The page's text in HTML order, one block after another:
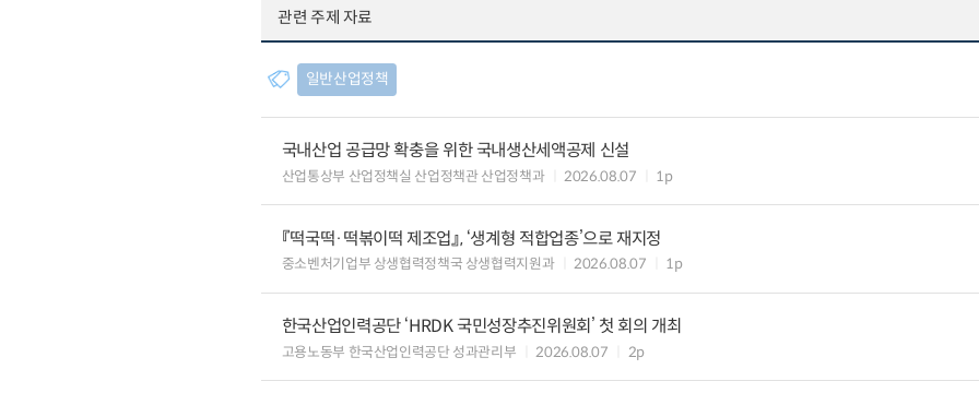
관련 주제 자료
일반산업정책
국내산업 공급망 확충을 위한 국내생산세액공제 신설
산업통상부 산업정책실 산업정책관 산업정책과 2026.08.07 1p
『떡국떡·떡볶이떡 제조업』, ‘생계형 적합업종’으로 재지정
중소벤처기업부 상생협력정책국 상생협력지원과 2026.08.07 1p
한국산업인력공단 ‘HRDK 국민성장추진위원회’ 첫 회의 개최
고용노동부 한국산업인력공단 성과관리부 2026.08.07 2p